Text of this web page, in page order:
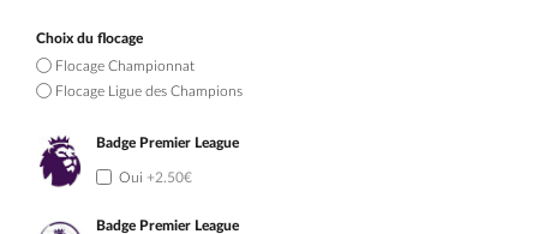
Choix du flocage
Flocage Championnat
Flocage Ligue des Champions
Badge Premier League
Oui +2.50€
Badge Premier League